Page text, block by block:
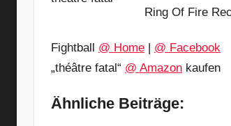
Ring Of Fire
Fightball @ Home | @ Facebook
„théâtre fatal“ @ Amazon kaufen
Ähnliche Beiträge: